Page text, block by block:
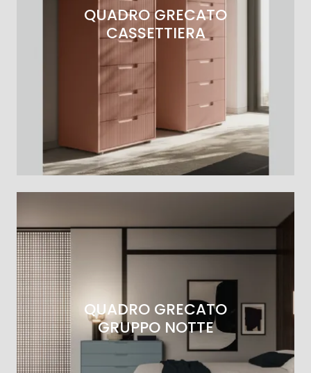
QUADRO GRECATO
CASSETTIERA
QUADRO GRECATO
GRUPPO NOTTE